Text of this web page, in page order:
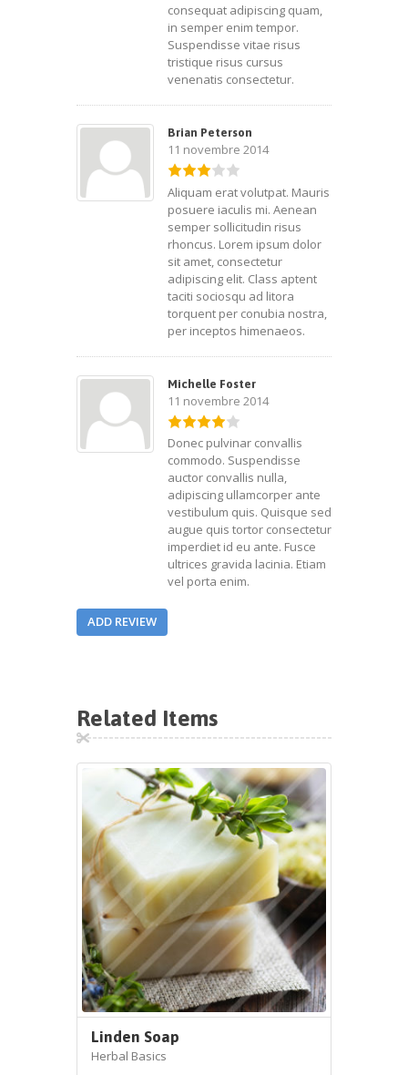
consequat adipiscing quam,
in semper enim tempor.
Suspendisse vitae risus
tristique risus cursus
venenatis consectetur.
Brian Peterson
11 novembre 2014
Aliquam erat volutpat. Mauris
posuere iaculis mi. Aenean
semper sollicitudin risus
rhoncus. Lorem ipsum dolor
sit amet, consectetur
adipiscing elit. Class aptent
taciti sociosqu ad litora
torquent per conubia nostra,
per inceptos himenaeos.
Michelle Foster
11 novembre 2014
Donec pulvinar convallis
commodo. Suspendisse
auctor convallis nulla,
adipiscing ullamcorper ante
vestibulum quis. Quisque sed
augue quis tortor consectetur
imperdiet id eu ante. Fusce
ultrices gravida lacinia. Etiam
vel porta enim.
ADD REVIEW
Related Items
Linden Soap
Herbal Basics